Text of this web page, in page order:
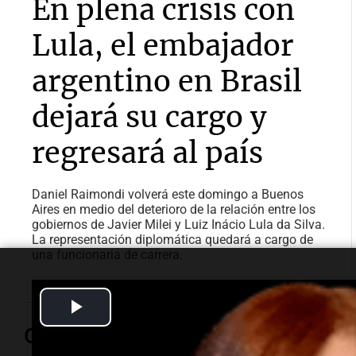
En plena crisis con
Lula, el embajador
argentino en Brasil
dejará su cargo y
regresará al país
Daniel Raimondi volverá este domingo a Buenos
Aires en medio del deterioro de la relación entre los
gobiernos de Javier Milei y Luiz Inácio Lula da Silva.
La representación diplomática quedará a cargo de
una funcionaria de carrera.
Opinión